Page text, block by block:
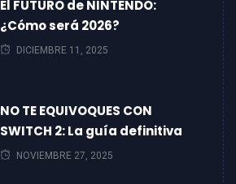
El FUTURO de NINTENDO:
¿Cómo será 2026?
DICIEMBRE 11, 2025
NO TE EQUIVOQUES CON
SWITCH 2: La guía definitiva
NOVIEMBRE 27, 2025